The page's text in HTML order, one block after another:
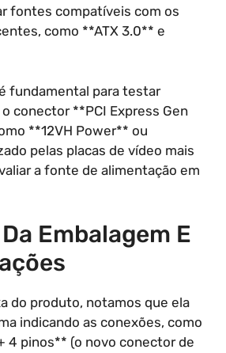
fontes compatíveis com os
como **ATX 3.0** e
fundamental para testar
conector **PCI Express Gen
**12VH Power** ou
pelas placas de vídeo mais
a fonte de alimentação em
Embalagem E
do produto, notamos que ela
indicando as conexões, como
4 pinos** (o novo conector de